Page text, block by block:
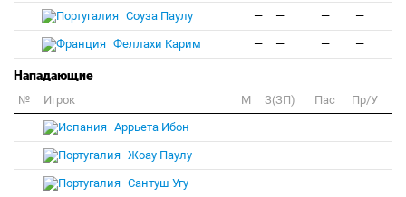
Соуза Паулу — — — —
Феллахи Карим — — — —
Нападающие
№ Игрок M З(ЗП) Пас
Пр/У
Аррьета Ибон
— — — —
Жоау Паулу — — — —
Сантуш Угу — — — —